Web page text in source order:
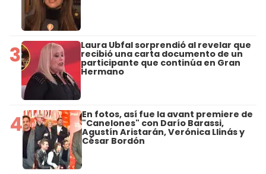
3 Laura Ubfal sorprendió al revelar que
recibió una carta documento de un
participante que continúa en Gran
Hermano
4 En fotos, así fue la avant premiere de
"Canelones" con Darío Barassi,
Agustín Aristarán, Verónica Llinás y
César Bordón